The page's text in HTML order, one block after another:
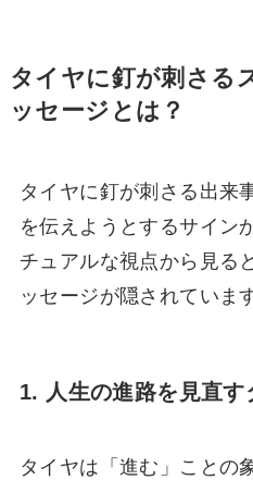
タイヤに釘が刺さる
ッセージとは？
タイヤに釘が刺さる出来
を伝えようとするサイン
チュアルな視点から見る
ッセージが隠されていま
1. 人生の進路を見直す
タイヤは「進む」ことの